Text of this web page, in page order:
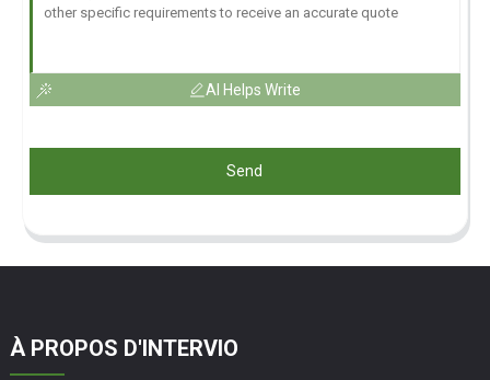
AI Helps Write
Send
À PROPOS D'INTERVIO